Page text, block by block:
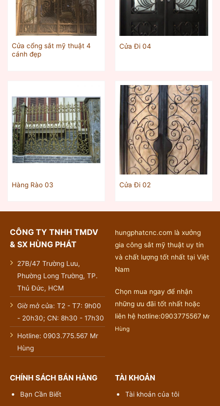
Cửa cổng sắt mỹ thuật 4
cánh đẹp
Cửa Đi 04
Hàng Rào 03 Cửa Đi 02
CÔNG TY TNHH TMDV
& SX HÙNG PHÁT
27B/47 Trường Lưu,
Phường Long Trường, TP.
Thủ Đức, HCM
Giờ mở cửa: T2 - T7: 9h00
- 20h30; CN: 8h30 - 17h30
Hotline: 0903.775.567 Mr
Hùng
hungphatcnc.com là xưởng
gia công sắt mỹ thuật uy tín
và chất lượng tốt nhất tại Việt
Nam
Chọn mua ngay để nhận
những ưu đãi tốt nhất hoặc
liên hệ hotline:0903775567 Mr
Hùng
CHÍNH SÁCH BÁN HÀNG
Bạn Cần Biết
TÀI KHOẢN
Tài khoản của tôi